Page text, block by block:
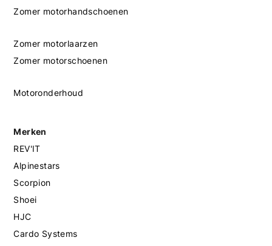
Zomer motorhandschoenen
Zomer motorlaarzen
Zomer motorschoenen
Motoronderhoud
Merken
REV'IT
Alpinestars
Scorpion
Shoei
HJC
Cardo Systems